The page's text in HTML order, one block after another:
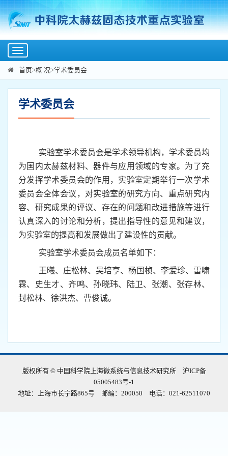
Toggle
navigation
首页>概 况>学术委员会
学术委员会
实验室学术委员会是学术领导机构，学术委员均
为国内太赫兹材料、器件与应用领域的专家。为了充
分发挥学术委员会的作用，实验室定期举行一次学术
委员会全体会议，对实验室的研究方向、重点研究内
容、研究成果的评议、存在的问题和改进措施等进行
认真深入的讨论和分析，提出指导性的意见和建议，
为实验室的提高和发展做出了建设性的贡献。
实验室学术委员会成员名单如下：
王曦、庄松林、吴培亨、杨国桢、李爱珍、雷啸
霖、史生才、齐鸣、孙晓玮、陆卫、张潮、张存林、
封松林、徐洪杰、曹俊诚。
版权所有 © 中国科学院上海微系统与信息技术研究所 沪ICP备
05005483号-1
地址：上海市长宁路865号 邮编：200050 电话：021-62511070